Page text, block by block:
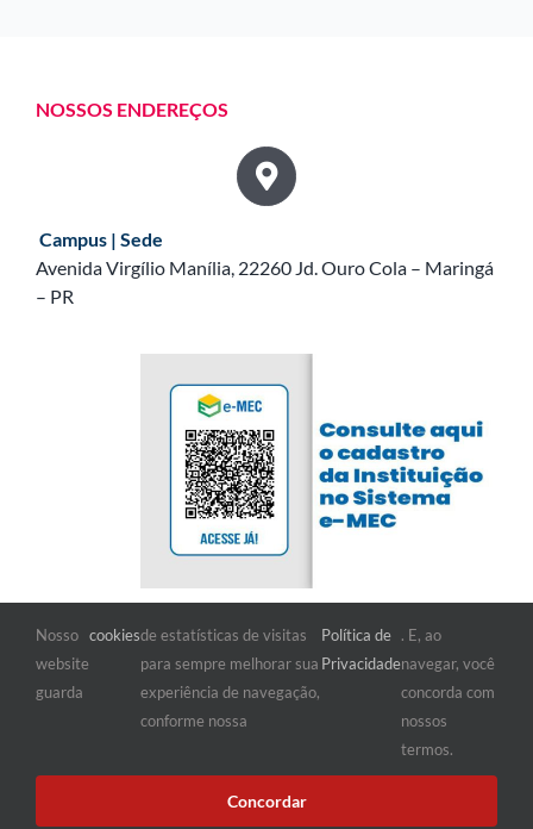
NOSSOS ENDEREÇOS
Campus | Sede
Avenida Virgílio Manília, 22260 Jd. Ouro Cola – Maringá
– PR
FIQUE POR DENTRO
Nosso
website
guarda
cookiesde estatísticas de visitas
para sempre melhorar sua
experiência de navegação,
conforme nossa
Política de
Privacidade
. E, ao
navegar, você
concorda com
nossos
termos.
Concordar